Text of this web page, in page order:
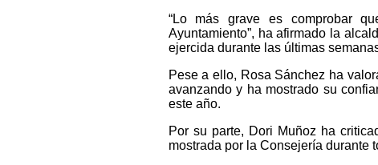
“Lo más grave es comprobar
Ayuntamiento”, ha afirmado la
ejercida durante las últimas
Pese a ello, Rosa Sánchez ha
avanzando y ha mostrado su
este año.
Por su parte, Dori Muñoz ha
mostrada por la Consejería durante